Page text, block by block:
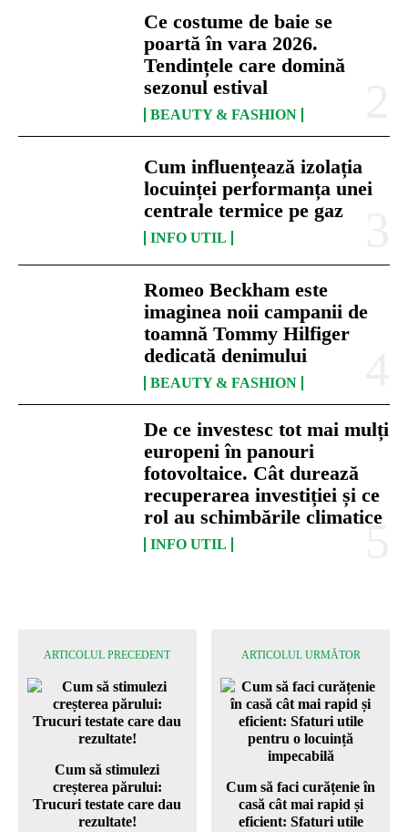
Ce costume de baie se
poartă în vara 2026.
Tendințele care domină
sezonul estival
BEAUTY & FASHION
Cum influențează izolația
locuinței performanța unei
centrale termice pe gaz
INFO UTIL
Romeo Beckham este
imaginea noii campanii de
toamnă Tommy Hilfiger
dedicată denimului
BEAUTY & FASHION
De ce investesc tot mai mulți
europeni în panouri
fotovoltaice. Cât durează
recuperarea investiției și ce
rol au schimbările climatice
INFO UTIL
ARTICOLUL PRECEDENT
Cum să stimulezi
creșterea părului:
Trucuri testate care dau
rezultate!
ARTICOLUL URMĂTOR
Cum să faci curățenie în
casă cât mai rapid și
eficient: Sfaturi utile